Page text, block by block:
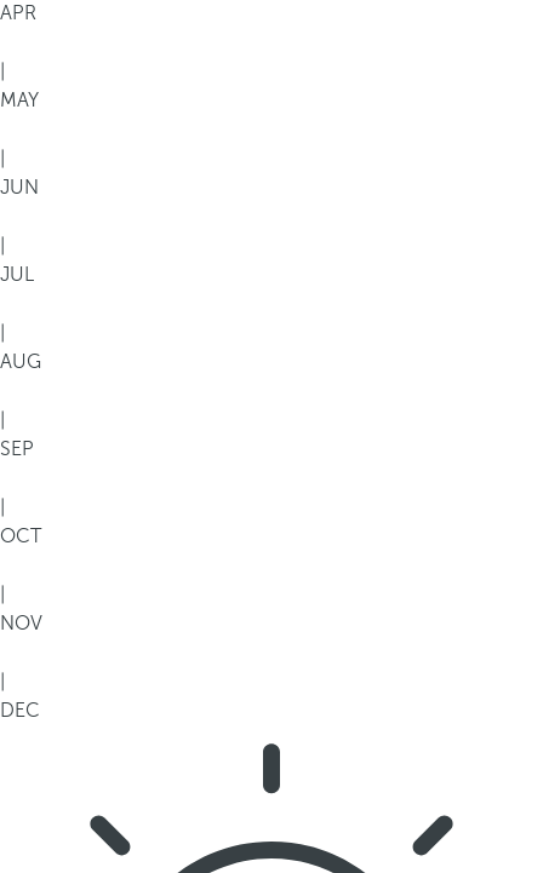
APR
MAY
JUN
JUL
AUG
SEP
OCT
NOV
DEC